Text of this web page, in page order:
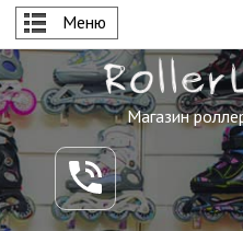
Меню
Магазин